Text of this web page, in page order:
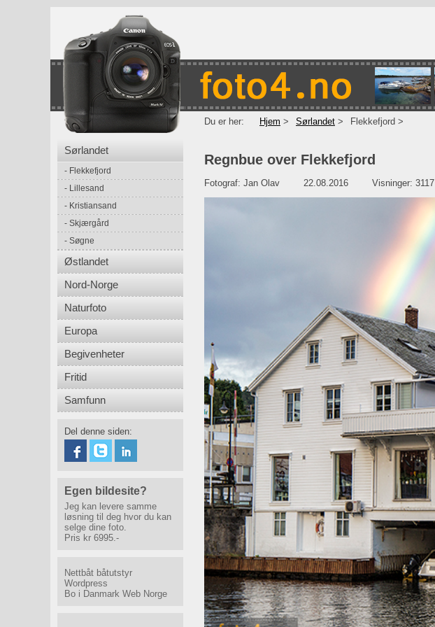
Du er her: Hjem Sørlandet Flekkefjord
Regnbue over Flekkefjord
Fotograf: Jan Olav 22.08.2016 Visninger: 3117
Sørlandet
Flekkefjord
Lillesand
Kristiansand
Skjærgård
Søgne
Østlandet
Nord-Norge
Naturfoto
Europa
Begivenheter
Fritid
Samfunn
Del denne siden:
Egen bildesite?
Jeg kan levere samme
løsning til deg hvor du kan
selge dine foto.
Pris kr 6995.-
Nettbåt båtutstyr
Wordpress
Bo i Danmark Web Norge